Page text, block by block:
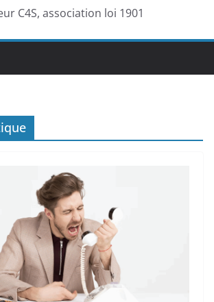
C4S, association loi 1901